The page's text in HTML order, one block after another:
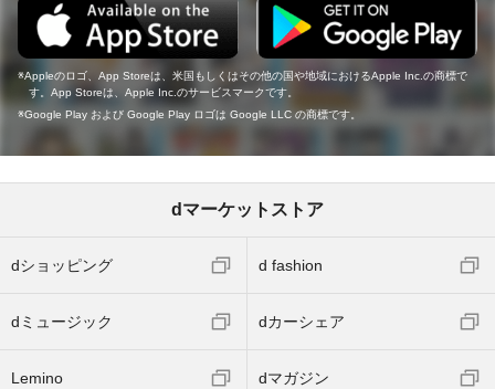
Appleのロゴ、App Storeは、米国もしくはその他の国や地域におけるApple Inc.の商標で
す。App Storeは、Apple Inc.のサービスマークです。
Google Play および Google Play ロゴは Google LLC の商標です。
dマーケットストア
dショッピング d fashion
dミュージック dカーシェア
Lemino dマガジン